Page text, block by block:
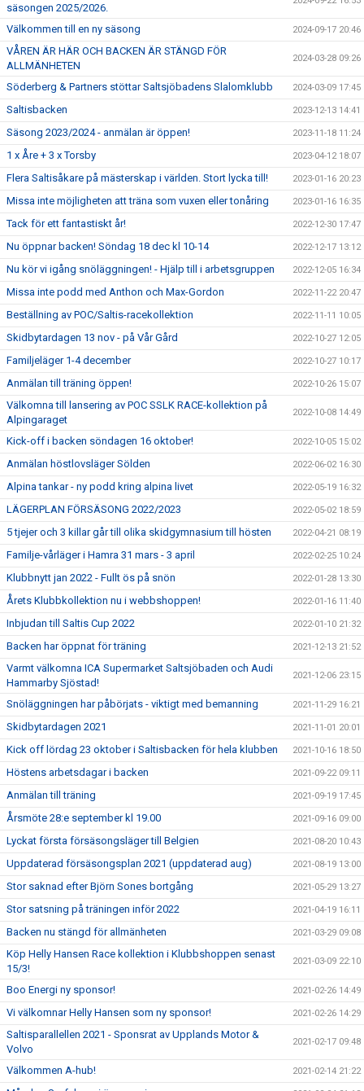
säsongen 2025/2026.
Välkommen till en ny säsong 2024-09-17 20:46
VÅREN ÄR HÄR OCH BACKEN ÄR STÄNGD FÖR
ALLMÄNHETEN
2024-03-28 09:26
Söderberg & Partners stöttar Saltsjöbadens Slalomklubb 2024-03-09 17:45
Saltisbacken 2023-12-13 14:41
Säsong 2023/2024 - anmälan är öppen! 2023-11-18 11:24
1 x Åre + 3 x Torsby 2023-04-12 18:07
Flera Saltisåkare på mästerskap i världen. Stort lycka till! 2023-01-16 20:23
Missa inte möjligheten att träna som vuxen eller tonåring 2023-01-16 16:35
Tack för ett fantastiskt år! 2022-12-30 17:47
Nu öppnar backen! Söndag 18 dec kl 10-14 2022-12-17 13:12
Nu kör vi igång snöläggningen! - Hjälp till i arbetsgruppen 2022-12-05 16:34
Missa inte podd med Anthon och Max-Gordon 2022-11-22 20:47
Beställning av POC/Saltis-racekollektion 2022-11-11 10:05
Skidbytardagen 13 nov - på Vår Gård 2022-10-27 12:05
Familjeläger 1-4 december 2022-10-27 10:17
Anmälan till träning öppen! 2022-10-26 15:07
Välkomna till lansering av POC SSLK RACE-kollektion på
Alpingaraget
2022-10-08 14:49
Kick-off i backen söndagen 16 oktober! 2022-10-05 15:02
Anmälan höstlovsläger Sölden 2022-06-02 16:30
Alpina tankar - ny podd kring alpina livet 2022-05-19 16:32
LÄGERPLAN FÖRSÄSONG 2022/2023 2022-05-02 18:59
5 tjejer och 3 killar går till olika skidgymnasium till hösten 2022-04-21 08:19
Familje-vårläger i Hamra 31 mars - 3 april 2022-02-25 10:24
Klubbnytt jan 2022 - Fullt ös på snön 2022-01-28 13:30
Årets Klubbkollektion nu i webbshoppen! 2022-01-16 11:40
Inbjudan till Saltis Cup 2022 2022-01-10 21:32
Backen har öppnat för träning 2021-12-13 21:52
Varmt välkomna ICA Supermarket Saltsjöbaden och Audi
Hammarby Sjöstad!
2021-12-06 23:15
Snöläggningen har påbörjats - viktigt med bemanning 2021-11-29 16:21
Skidbytardagen 2021 2021-11-01 20:01
Kick off lördag 23 oktober i Saltisbacken för hela klubben 2021-10-16 18:50
Höstens arbetsdagar i backen 2021-09-22 09:11
Anmälan till träning 2021-09-19 17:45
Årsmöte 28:e september kl 19.00 2021-09-16 09:00
Lyckat första försäsongsläger till Belgien 2021-08-20 10:43
Uppdaterad försäsongsplan 2021 (uppdaterad aug) 2021-08-19 13:00
Stor saknad efter Björn Sones bortgång 2021-05-29 13:27
Stor satsning på träningen inför 2022 2021-04-19 16:11
Backen nu stängd för allmänheten 2021-03-29 09:08
Köp Helly Hansen Race kollektion i Klubbshoppen senast
15/3!
2021-03-09 22:10
Boo Energi ny sponsor! 2021-02-26 14:49
Vi välkomnar Helly Hansen som ny sponsor! 2021-02-26 14:29
Saltisparallellen 2021 - Sponsrat av Upplands Motor &
Volvo
2021-02-17 09:48
Välkommen A-hub! 2021-02-14 21:22